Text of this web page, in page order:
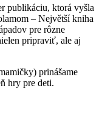
publikáciu, ktorá vyšla
– Největší kniha
pre rôzne
pripraviť, ale aj
prinášame
hry pre deti.